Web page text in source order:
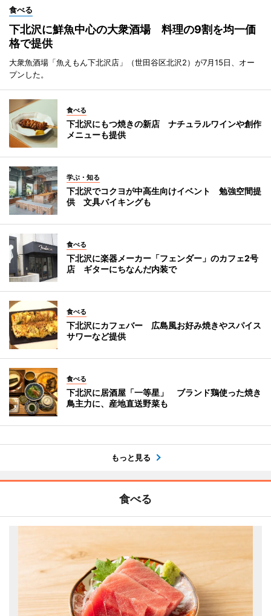
食べる
下北沢に鮮魚中心の大衆酒場 料理の9割を均一価
格で提供
大衆魚酒場「魚えもん下北沢店」（世田谷区北沢2）が7月15日、オー
プンした。
食べる
下北沢にもつ焼きの新店 ナチュラルワインや創作
メニューも提供
学ぶ・知る
下北沢でコクヨが中高生向けイベント 勉強空間提
供 文具バイキングも
食べる
下北沢に楽器メーカー「フェンダー」のカフェ2号
店 ギターにちなんだ内装で
食べる
下北沢にカフェバー 広島風お好み焼きやスパイス
サワーなど提供
食べる
下北沢に居酒屋「一等星」 ブランド鶏使った焼き
鳥主力に、産地直送野菜も
もっと見る
食べる